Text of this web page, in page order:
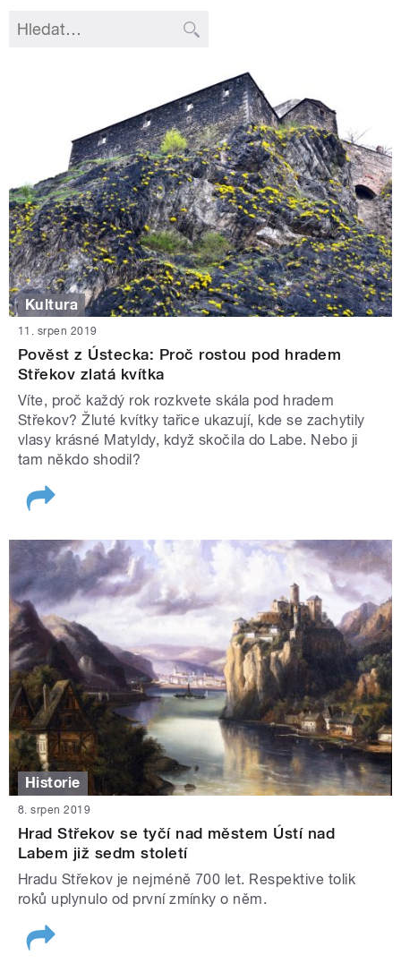
Kultura
11. srpen 2019
Pověst z Ústecka: Proč rostou pod hradem
Střekov zlatá kvítka
Víte, proč každý rok rozkvete skála pod hradem
Střekov? Žluté kvítky tařice ukazují, kde se zachytily
vlasy krásné Matyldy, když skočila do Labe. Nebo ji
tam někdo shodil?
Historie
8. srpen 2019
Hrad Střekov se tyčí nad městem Ústí nad
Labem již sedm století
Hradu Střekov je nejméně 700 let. Respektive tolik
roků uplynulo od první zmínky o něm.